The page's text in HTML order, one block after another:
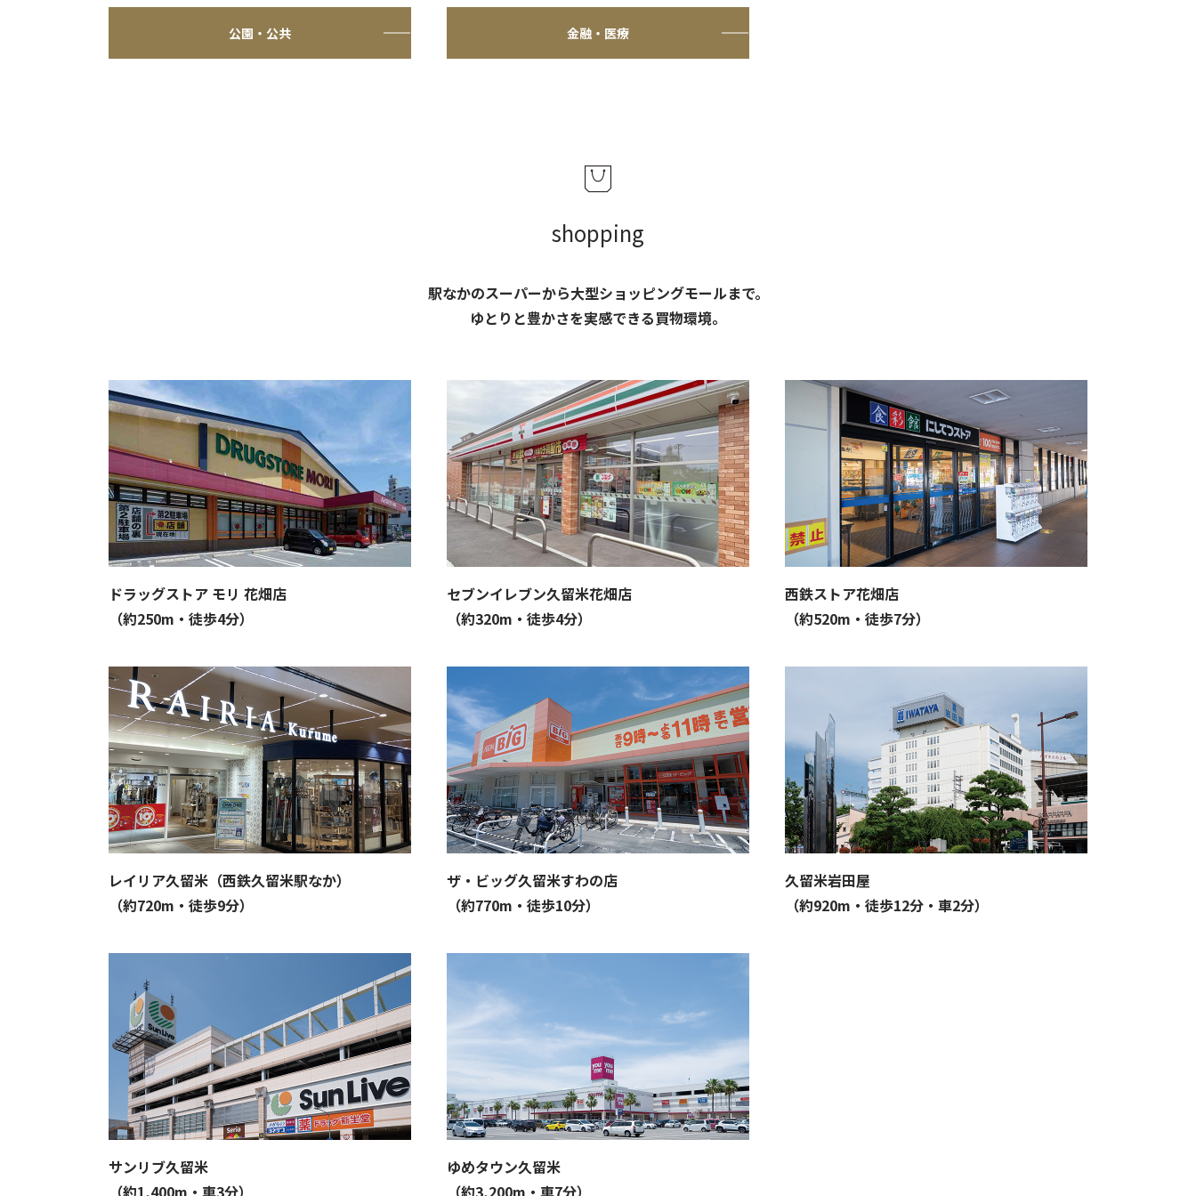
公園・公共 金融・医療
shopping
駅なかのスーパーから大型ショッピングモールまで。
ゆとりと豊かさを実感できる買物環境。
ドラッグストア モリ 花畑店
（約250m・徒歩4分）
セブンイレブン久留米花畑店
（約320m・徒歩4分）
西鉄ストア花畑店
（約520m・徒歩7分）
レイリア久留米（西鉄久留米駅なか）
（約720m・徒歩9分）
ザ・ビッグ久留米すわの店
（約770m・徒歩10分）
久留米岩田屋
（約920m・徒歩12分・車2分）
サンリブ久留米
（約1,400m・車3分）
ゆめタウン久留米
（約3,200m・車7分）